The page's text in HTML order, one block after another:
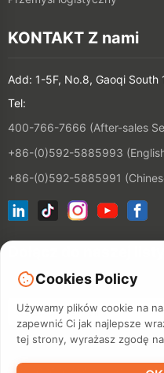
KONTAKT Z nami
Add: 1-5F, No.8, Gaoqi South
Tel:
400-766-7666 (After-sales
+86-(0)592-5885993
+86-(0)592-5885991
Cookies Policy
Używamy plików cookie na
zapewnić Ci jak najlepsze
tej strony, wyrażasz zgodę